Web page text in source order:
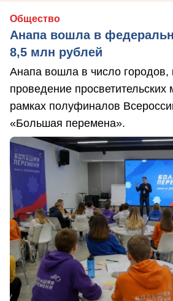
Общество
Анапа вошла в
8,5 млн рублей
Анапа вошла в число городов,
проведение просветительских
рамках полуфиналов
«Большая перемена».